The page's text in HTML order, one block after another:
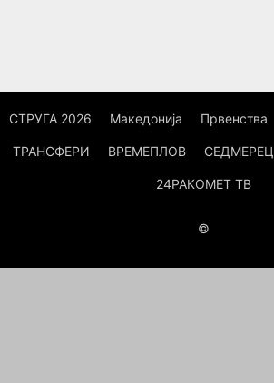
СТРУГА 2026 Македонија Првенства
ТРАНСФЕРИ ВРЕМЕПЛОВ СЕДМЕРЕЦ
24РАКОМЕТ ТВ
©